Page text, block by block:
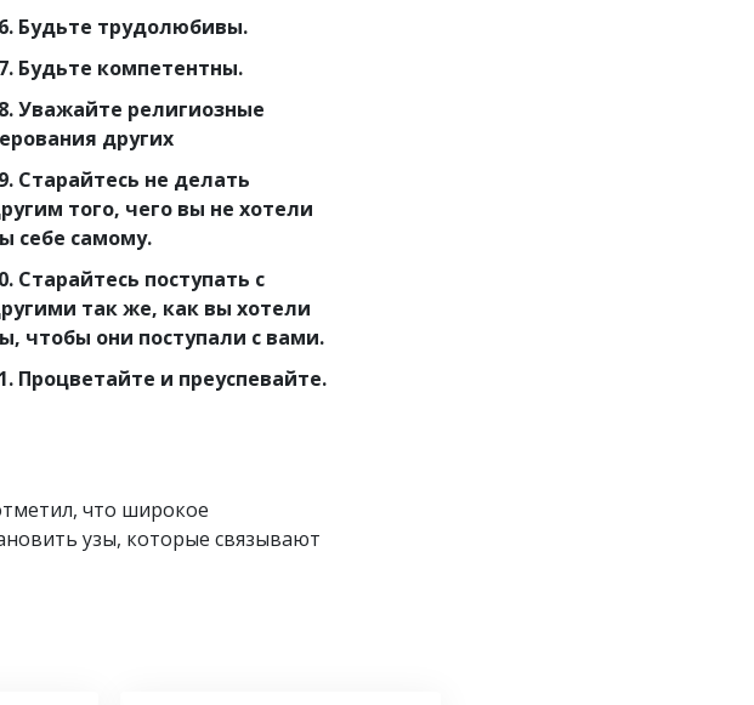
Будьте трудолюбивы.
Будьте компетентны.
Уважайте религиозные
других
Старайтесь не делать
того, чего вы не хотели
себе самому.
Старайтесь поступать с
так же, как вы хотели
чтобы они поступали с вами.
Процветайте и преуспевайте.
что широкое
узы, которые связывают